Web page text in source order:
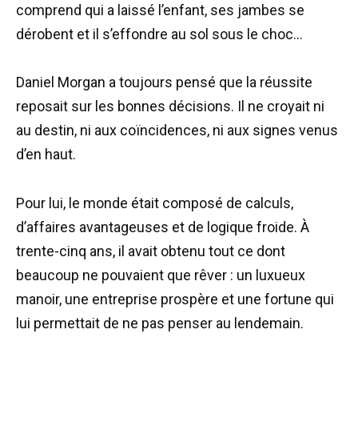
comprend qui a laissé l’enfant, ses jambes se
dérobent et il s’effondre au sol sous le choc…
Daniel Morgan a toujours pensé que la réussite
reposait sur les bonnes décisions. Il ne croyait ni
au destin, ni aux coïncidences, ni aux signes venus
d’en haut.
Pour lui, le monde était composé de calculs,
d’affaires avantageuses et de logique froide. À
trente-cinq ans, il avait obtenu tout ce dont
beaucoup ne pouvaient que rêver : un luxueux
manoir, une entreprise prospère et une fortune qui
lui permettait de ne pas penser au lendemain.